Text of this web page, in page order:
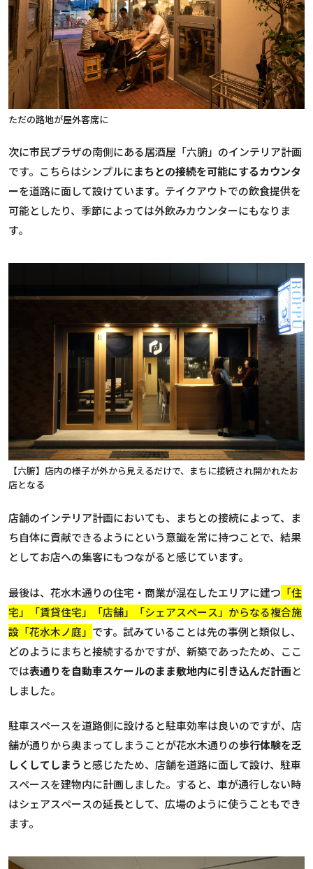
ただの路地が屋外客席に
次に市民プラザの南側にある居酒屋「六腑」のインテリア計画
です。こちらはシンプルにまちとの接続を可能にするカウンタ
ーを道路に面して設けています。テイクアウトでの飲食提供を
可能としたり、季節によっては外飲みカウンターにもなりま
す。
【六腑】店内の様子が外から見えるだけで、まちに接続され開かれたお
店となる
店舗のインテリア計画においても、まちとの接続によって、ま
ち自体に貢献できるようにという意識を常に持つことで、結果
としてお店への集客にもつながると感じています。
最後は、花水木通りの住宅・商業が混在したエリアに建つ 「住
宅」「賃貸住宅」「店舗」「シェアスペース」からなる複合施
設「花水木ノ庭」 です。試みていることは先の事例と類似し、
どのようにまちと接続するかですが、新築であったため、ここ
では表通りを自動車スケールのまま敷地内に引き込んだ計画と
しました。
駐車スペースを道路側に設けると駐車効率は良いのですが、店
舗が通りから奥まってしまうことが花水木通りの歩行体験を乏
しくしてしまう と感じたため、店舗を道路に面して設け、駐車
スペースを建物内に計画しました。すると、車が通行しない時
はシェアスペースの延長として、広場のように使うこともでき
ます。